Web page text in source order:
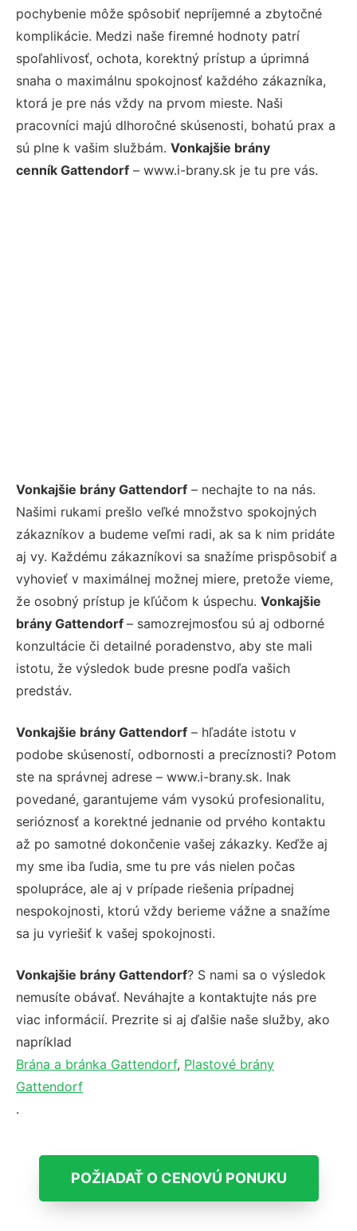
pochybenie môže spôsobiť nepríjemné a zbytočné
komplikácie. Medzi naše firemné hodnoty patrí
spoľahlivosť, ochota, korektný prístup a úprimná
snaha o maximálnu spokojnosť každého zákazníka,
ktorá je pre nás vždy na prvom mieste. Naši
pracovníci majú dlhoročné skúsenosti, bohatú prax a
sú plne k vašim službám. Vonkajšie brány
cenník Gattendorf – www.i-brany.sk je tu pre vás.
Vonkajšie brány Gattendorf – nechajte to na nás.
Našimi rukami prešlo veľké množstvo spokojných
zákazníkov a budeme veľmi radi, ak sa k nim pridáte
aj vy. Každému zákazníkovi sa snažíme prispôsobiť a
vyhovieť v maximálnej možnej miere, pretože vieme,
že osobný prístup je kľúčom k úspechu. Vonkajšie
brány Gattendorf – samozrejmosťou sú aj odborné
konzultácie či detailné poradenstvo, aby ste mali
istotu, že výsledok bude presne podľa vašich
predstáv.
Vonkajšie brány Gattendorf – hľadáte istotu v
podobe skúseností, odbornosti a precíznosti? Potom
ste na správnej adrese – www.i-brany.sk. Inak
povedané, garantujeme vám vysokú profesionalitu,
serióznosť a korektné jednanie od prvého kontaktu
až po samotné dokončenie vašej zákazky. Keďže aj
my sme iba ľudia, sme tu pre vás nielen počas
spolupráce, ale aj v prípade riešenia prípadnej
nespokojnosti, ktorú vždy berieme vážne a snažíme
sa ju vyriešiť k vašej spokojnosti.
Vonkajšie brány Gattendorf? S nami sa o výsledok
nemusíte obávať. Neváhajte a kontaktujte nás pre
viac informácií. Prezrite si aj ďalšie naše služby, ako
napríklad
Brána a bránka Gattendorf, Plastové brány
Gattendorf
.
POŽIADAŤ O CENOVÚ PONUKU